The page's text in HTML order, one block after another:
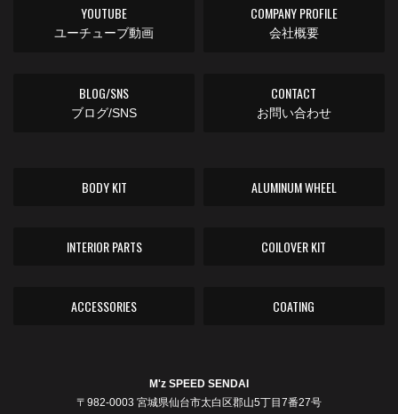
YOUTUBE
ユーチューブ動画
COMPANY PROFILE
会社概要
BLOG/SNS
ブログ/SNS
CONTACT
お問い合わせ
BODY KIT ALUMINUM WHEEL
INTERIOR PARTS COILOVER KIT
ACCESSORIES COATING
M'z SPEED SENDAI
〒982-0003 宮城県仙台市太白区郡山5丁目7番27号